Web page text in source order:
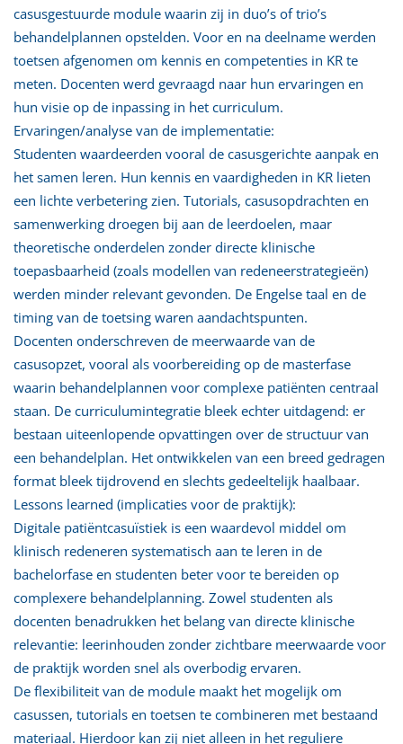
casusgestuurde module waarin zij in duo’s of trio’s
behandelplannen opstelden. Voor en na deelname werden
toetsen afgenomen om kennis en competenties in KR te
meten. Docenten werd gevraagd naar hun ervaringen en
hun visie op de inpassing in het curriculum.
Ervaringen/analyse van de implementatie:
Studenten waardeerden vooral de casusgerichte aanpak en
het samen leren. Hun kennis en vaardigheden in KR lieten
een lichte verbetering zien. Tutorials, casusopdrachten en
samenwerking droegen bij aan de leerdoelen, maar
theoretische onderdelen zonder directe klinische
toepasbaarheid (zoals modellen van redeneerstrategieën)
werden minder relevant gevonden. De Engelse taal en de
timing van de toetsing waren aandachtspunten.
Docenten onderschreven de meerwaarde van de
casusopzet, vooral als voorbereiding op de masterfase
waarin behandelplannen voor complexe patiënten centraal
staan. De curriculumintegratie bleek echter uitdagend: er
bestaan uiteenlopende opvattingen over de structuur van
een behandelplan. Het ontwikkelen van een breed gedragen
format bleek tijdrovend en slechts gedeeltelijk haalbaar.
Lessons learned (implicaties voor de praktijk):
Digitale patiëntcasuïstiek is een waardevol middel om
klinisch redeneren systematisch aan te leren in de
bachelorfase en studenten beter voor te bereiden op
complexere behandelplanning. Zowel studenten als
docenten benadrukken het belang van directe klinische
relevantie: leerinhouden zonder zichtbare meerwaarde voor
de praktijk worden snel als overbodig ervaren.
De flexibiliteit van de module maakt het mogelijk om
casussen, tutorials en toetsen te combineren met bestaand
materiaal. Hierdoor kan zij niet alleen in het reguliere